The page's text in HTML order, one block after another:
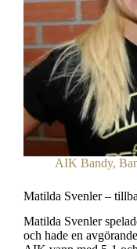
AIK Bandy,
Matilda Svenler –
Matilda Svenler
och hade en